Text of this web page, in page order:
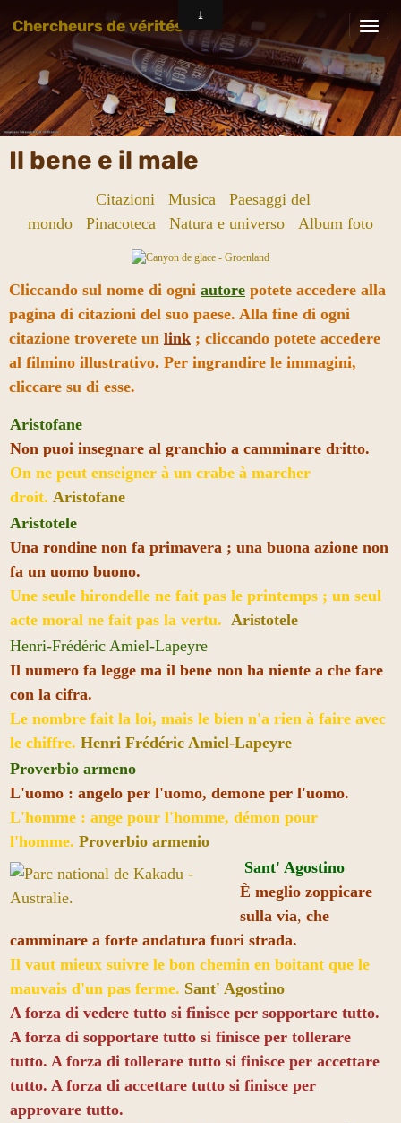
Chercheurs de vérités
Il bene e il male
Citazioni Musica
Paesaggi del
mondo
Pinacoteca Natura e universo Album foto
Cliccando sul nome di ogni autore potete accedere alla
pagina di citazioni del suo paese. Alla fine di ogni
citazione troverete un link ; cliccando potete accedere
al filmino illustrativo. Per ingrandire le immagini,
cliccare su di esse.
Aristofane
Non puoi insegnare al granchio a camminare dritto.
On ne peut enseigner à un crabe à marcher
droit. Aristofane
Aristotele
Una rondine non fa primavera ; una buona azione non
fa un uomo buono.
Une seule hirondelle ne fait pas le printemps ; un seul
acte moral ne fait pas la vertu. Aristotele
Henri-Frédéric Amiel-Lapeyre
Il numero fa legge ma il bene non ha niente a che fare
con la cifra.
Le nombre fait la loi, mais le bien n'a rien à faire avec
le chiffre. Henri Frédéric Amiel-Lapeyre
Proverbio armeno
L'uomo : angelo per l'uomo, demone per l'uomo.
L'homme : ange pour l'homme, démon pour
l'homme. Proverbio armenio
Sant' Agostino
È meglio zoppicare
sulla via, che
camminare a forte andatura fuori strada.
Il vaut mieux suivre le bon chemin en boitant que le
mauvais d'un pas ferme. Sant' Agostino
A forza di vedere tutto si finisce per sopportare tutto.
A forza di sopportare tutto si finisce per tollerare
tutto. A forza di tollerare tutto si finisce per accettare
tutto. A forza di accettare tutto si finisce per
approvare tutto.